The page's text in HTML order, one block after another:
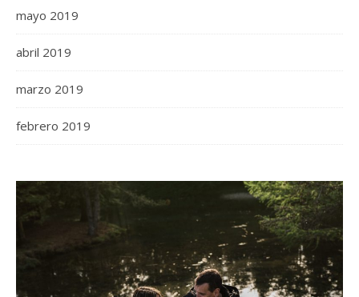
mayo 2019
abril 2019
marzo 2019
febrero 2019